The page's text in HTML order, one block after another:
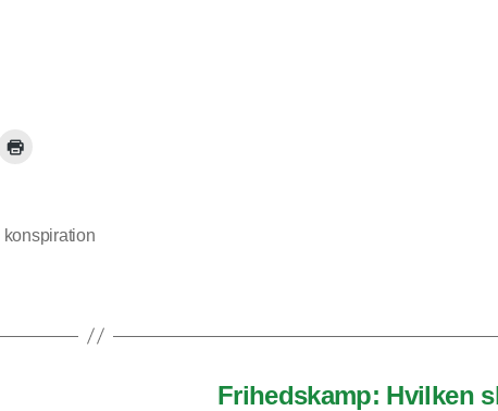
konspiration
Frihedskamp: Hvilken